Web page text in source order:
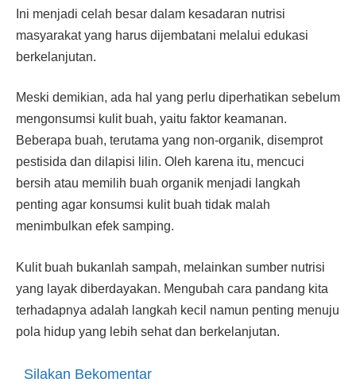
Ini menjadi celah besar dalam kesadaran nutrisi
masyarakat yang harus dijembatani melalui edukasi
berkelanjutan.
Meski demikian, ada hal yang perlu diperhatikan sebelum
mengonsumsi kulit buah, yaitu faktor keamanan.
Beberapa buah, terutama yang non-organik, disemprot
pestisida dan dilapisi lilin. Oleh karena itu, mencuci
bersih atau memilih buah organik menjadi langkah
penting agar konsumsi kulit buah tidak malah
menimbulkan efek samping.
Kulit buah bukanlah sampah, melainkan sumber nutrisi
yang layak diberdayakan. Mengubah cara pandang kita
terhadapnya adalah langkah kecil namun penting menuju
pola hidup yang lebih sehat dan berkelanjutan.
Silakan Bekomentar